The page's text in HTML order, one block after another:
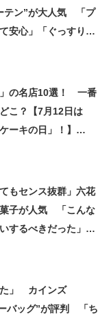
テン”が大人気 「プ
安心」「ぐっすり眠
の名店10選！ 一番
こ？【7月12日は
ーキの日」！】
もセンス抜群」六花
子が人気 「こんな
するべきだった」
た」 カインズ
バッグ”が評判 「ち